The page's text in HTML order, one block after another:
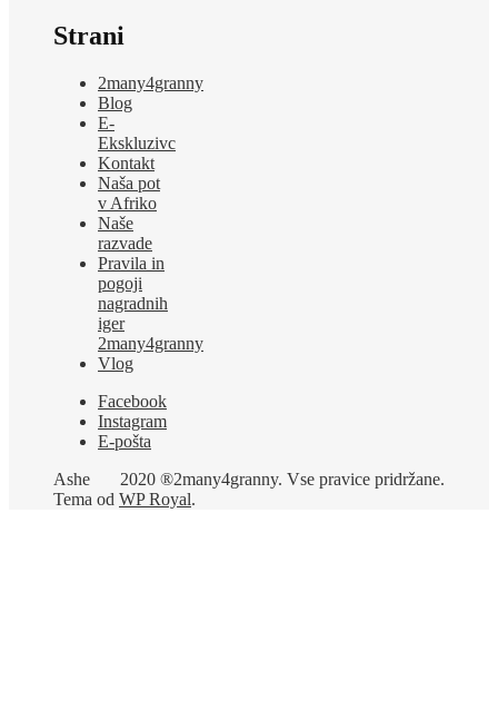
Strani
2many4granny
Blog
E-
Ekskluzivc
Kontakt
Naša pot
v Afriko
Naše
razvade
Pravila in
pogoji
nagradnih
iger
2many4granny
Vlog
Facebook
Instagram
E-pošta
2020 ®2many4granny. Vse pravice pridržane.
Ashe
Tema od WP Royal.